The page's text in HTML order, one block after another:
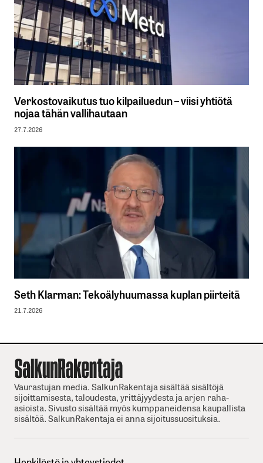
Verkostovaikutus tuo kilpailuedun – viisi yhtiötä
nojaa tähän vallihautaan
27.7.2026
Seth Klarman: Tekoälyhuumassa kuplan piirteitä
21.7.2026
Vaurastujan media. SalkunRakentaja sisältää sisältöjä
sijoittamisesta, taloudesta, yrittäjyydesta ja arjen raha-
asioista. Sivusto sisältää myös kumppaneidensa kaupallista
sisältöä. SalkunRakentaja ei anna sijoitussuosituksia.